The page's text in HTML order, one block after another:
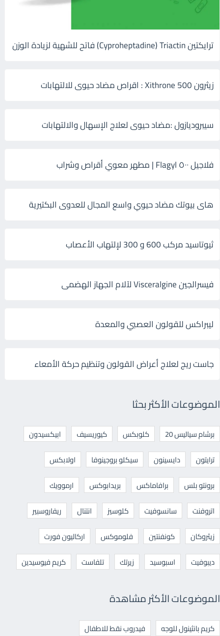
ترايكتين Cyproheptadine) Triactin) فاتح للشهية لزيادة الوزن
زيثرون 500 Xithrone : اقراص مضاد حيوى للالتهابات
سيبروديازول :مضاد حيوى لعلاج الإسهال والالتهابات
فلاجيل ٥٠٠ Flagyl | مطهر معوي أقراص وشراب
هاى بيوتك مضاد حيوي واسع المجال للعدوى البكتيرية
ثيوتاسيد مركب 600 و 300 لإلتهاب الأعصاب
فيسرالجين Visceralgine لآلام الجهاز الهضمى
ليبراكس للقولون العصبي والمعدة
جاست ريج لعلاج أعراض القولون وتنظيم حركة الأمعاء
الموضوعات الأكثر بحثا
برشام سياليس 20 كلوبكس كيوريسيف
ابيكسيدون
ترايتون
دايسينون سيكلو بروجينوفا
اولابكس
برونتو بلس
برافاماكس بريدابوكس
ارموويك
اتروفنت
سانسوفيت كلوسيز انتنال
ريفاروسبير
زيثروكان
كونفنتين فلوموكس
اركاليون فورت
ديبوفيت
اسبوسيد زيرتك تلفاست كريم فيوسيدين
الموضوعات الأكثر مشاهدة
كريم بانثينول للوجه فيدروب نقط للاطفال